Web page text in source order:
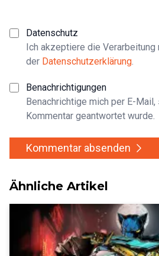
Datenschutz
Ich akzeptiere die
der Datenschutzerklärung.
Benachrichtigungen
Benachrichtige mich per E-
Kommentar geantwortet wurde.
Kommentar absenden
Ähnliche Artikel